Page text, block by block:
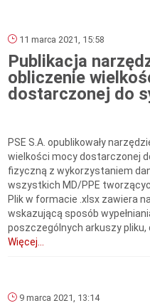
11 marca 2021, 15:58
Publikacja
obliczenie
dostarczonej do
PSE S.A. opublikowały
wielkości mocy dostarczonej
fizyczną z wykorzystaniem
wszystkich MD/PPE
Plik w formacie .xlsx zawiera
wskazującą sposób
poszczególnych arkuszy pliku,
Więcej...
9 marca 2021, 13:14